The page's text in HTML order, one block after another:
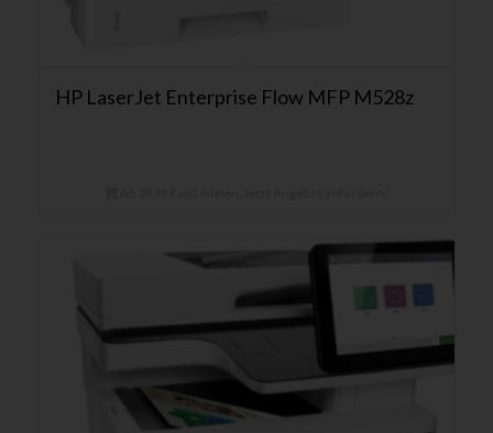
HP LaserJet Enterprise Flow MFP M528z